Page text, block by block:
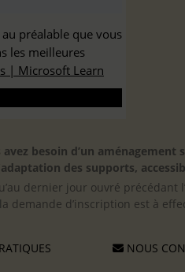
préalable que vous
les meilleures
| Microsoft Learn
besoin d’un
des supports,
dernier jour ouvré précédant
demande d’inscription est à
NOUS